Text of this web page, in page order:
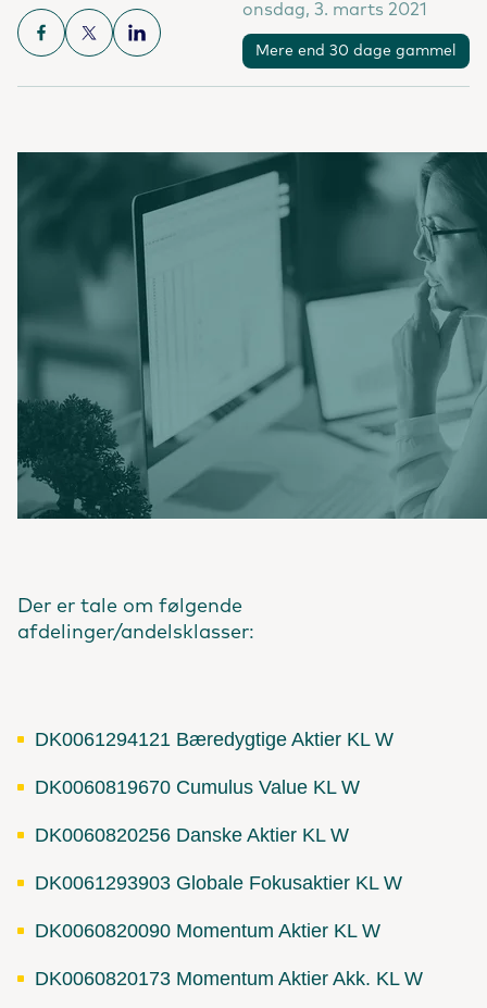
onsdag, 3. marts 2021
Mere end 30 dage gammel
Der er tale om følgende
afdelinger/andelsklasser:
DK0061294121 Bæredygtige Aktier KL W
DK0060819670 Cumulus Value KL W
DK0060820256 Danske Aktier KL W
DK0061293903 Globale Fokusaktier KL W
DK0060820090 Momentum Aktier KL W
DK0060820173 Momentum Aktier Akk. KL W